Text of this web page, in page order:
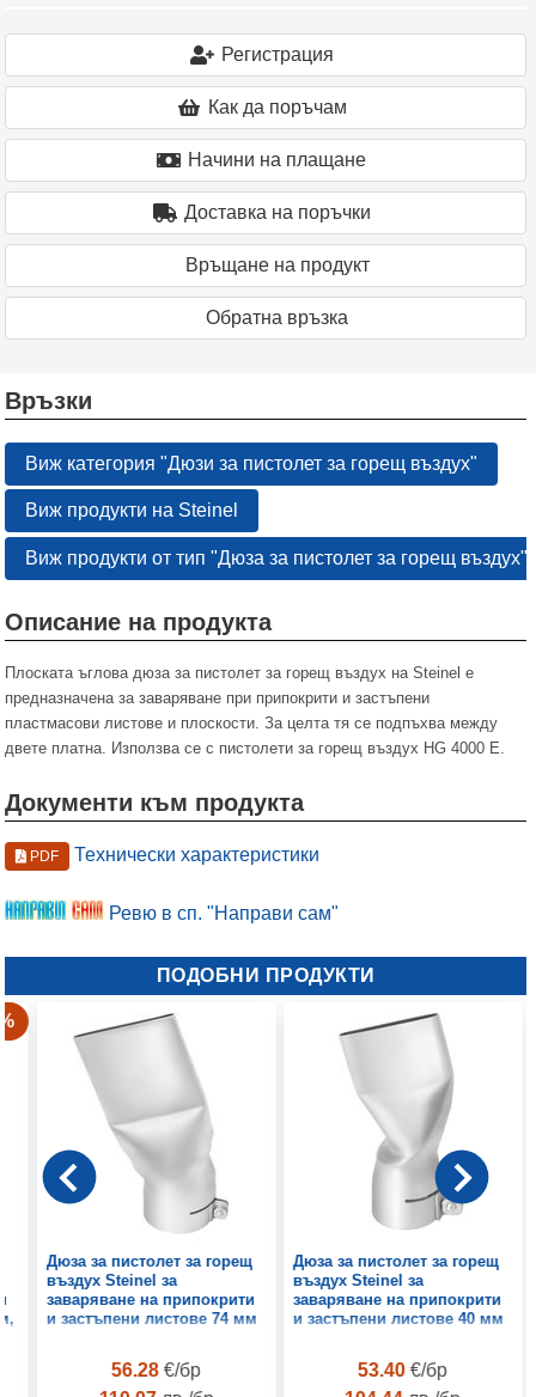
Регистрация
Как да поръчам
Начини на плащане
Доставка на поръчки
Връщане на продукт
Oбратна връзка
Връзки
Виж категория "Дюзи за пистолет за горещ въздух"
Виж продукти на Steinel
Виж продукти от тип "Дюза за пистолет за горещ въздух"
Описание на продукта
Плоската ъглова дюза за пистолет за горещ въздух на Steinel е
предназначена за заваряване при припокрити и застъпени
пластмасови листове и плоскости. За целта тя се подпъхва между
двете платна. Използва се с пистолети за горещ въздух HG 4000 E.
Документи към продукта
PDF Технически характеристики
Ревю в сп. "Направи сам"
ПОДОБНИ ПРОДУКТИ
Дюза за пистолет за горещ
въздух Steinel за
заваряване на припокрити
и застъпени листове 74 мм
56.28 €/бр
Дюза за пистолет за горещ
въздух Steinel за
заваряване на припокрити
и застъпени листове 40 мм
53.40€/бр